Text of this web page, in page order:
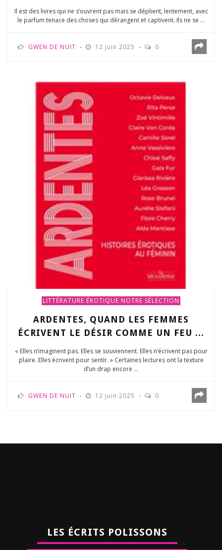
Il est des livres qui ne s’ouvrent pas mais se déplient, lentement, avec
le parfum tenace des choses qui dérangent et captivent. Ils ne se ...
GWEN DE NUIT 12 juin 2025 0
LITTÉRATURE ÉROTIQUE NOTRE SÉLECTION
ARDENTES, QUAND LES FEMMES
ÉCRIVENT LE DÉSIR COMME UN FEU ...
« Elles n’imaginent pas. Elles se souviennent. Elles n’écrivent pas pour
plaire. Elles écrivent pour sentir. » Certaines lectures ont la texture
d’un drap encore ...
GWEN DE NUIT 12 juin 2025 0
LES ÉCRITS POLISSONS